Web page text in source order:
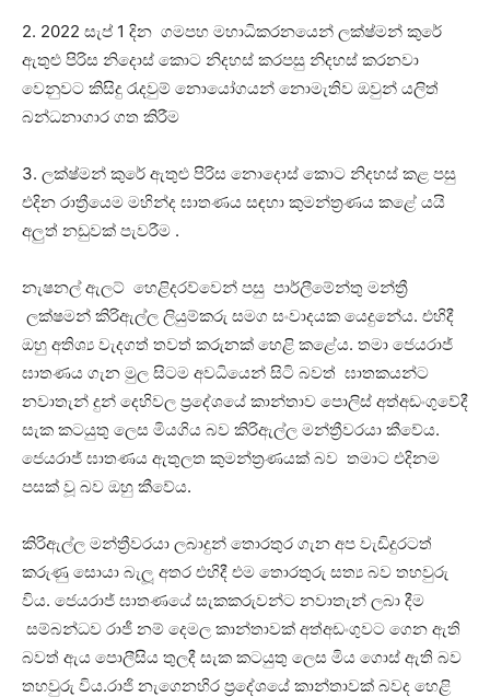
2. 2022 සැප් 1 දින ගමපහ මහාධිකරනයෙන් ලක්ෂ්මන් කුරේ
ඇතුළු පිරිස නිදොස් කොට නිදහස් කරපසු නිදහස් කරනවා
වෙනුවට කිසිදු ‍රැදවුම් නොයෝගයන් නොමැතිව ඔවුන් යලිත්
බන්ධනාගාර ගත කිරීම
3. ලක්ෂ්මන් කුරේ ඇතුළු පිරිස නොදොස් කොට නිදහස් කළ පසු
එදින රාත්‍රීයෙම මහින්ද ඝාතණය සඳහා කුමන්ත්‍රණය කළේ යයි
අලුත් නඩුවක් පැවරීම .
නැෂනල් ඇලට් හෙළිදරව්වෙන් පසු පාර්ලීමේන්තු මන්ත්‍රී
ලක්ෂමන් කිරිඇල්ල ලියුම්කරු සමග සංවාදයක යෙදුනේය. එහිදී
ඔහු අතිශ්‍ය වැදගත් තවත් කරුනක් හෙළි කළේය. තමා ජෙයරාජ්
ඝාතණය ගැන මුල සිටම අවධියෙන් සිටි බවත් ඝාතකයන්ට
නවාතැන් දුන් දෙහිවල ප්‍රදේශයේ කාන්තාව පොලිස් අත්අඩංගුවේදී
සැක කටයුතු ලෙස මියගිය බව කිරිඇල්ල මන්ත්‍රීවරයා කීවේය.
ජෙයරාජ් ඝාතණය ඇතුලත කුමන්ත්‍රණයක් බව තමාට එදිනම
පසක් වූ බව ඔහු කීවේය.
කිරිඇල්ල මන්ත්‍රීවරයා ලබාදුන් තොරතුර ගැන අප වැඩිදුරටත්
කරුණු සොයා බැලූ අතර එහිදී එම තොරතුරු සත්‍ය බව තහවුරු
විය. ජෙයරාජ් ඝාතණයේ සැකකරුවන්ට නවාතැන් ලබා දීම
සම්බන්ධව රාජී නම් දෙමල කාන්තාවක් අත්අඩංගුවට ගෙන ඇති
බවත් ඇය පොලීසිය තුලදී සැක කටයුතු ලෙස මිය ගොස් ඇති බව
තහවුරු විය.රාජි නැගෙනහිර ප්‍රදේශයේ කාන්තාවක් බවද හෙළි